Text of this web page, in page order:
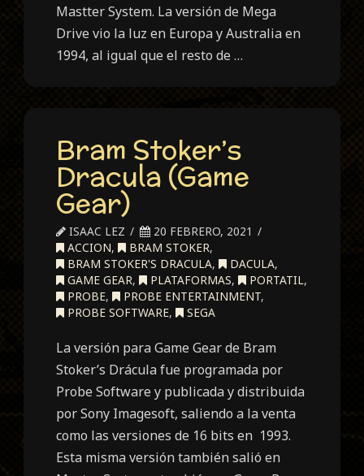
Mastter System. La versión de Mega
Drive vio la luz en Europa y Australia en
1994, al igual que el resto de …
Bram Stoker’s
Dracula (Game
Gear)
ISAAC LEZ
20 FEBRERO, 2021
ACCION, BRAM STOKER,
BRAM STOKER'S DRACULA, DACULA,
GAME GEAR, PLATAFORMAS, PORTATIL,
PROBE, PROBE ENTERTAINMENT,
PROBE SOFTWARE, SEGA
La versión para Game Gear de Bram
Stoker’s Drácula fue programada por
Probe Software y publicada y distribuida
por Sony Imagesoft, saliendo a la venta
como las versiones de 16 bits en 1993.
Esta misma versión también salió en